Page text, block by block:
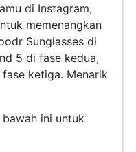
di Instagram,
memenangkan
Sunglasses di
5 di fase kedua,
fase ketiga. Menarik
ini untuk